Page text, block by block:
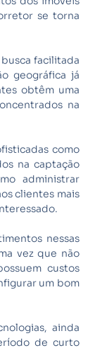
se torna
facilitada
geográfica já
obtêm uma
na
como
na captação
administrar
clientes mais
nessas
vez que não
custos
um bom
ainda
de curto